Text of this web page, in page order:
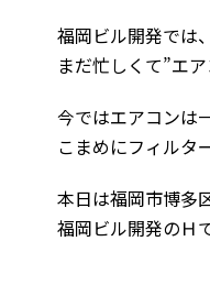
福岡ビル開発では
まだ忙しくて”エ
今ではエアコンは
こまめにフィルタ
本日は福岡市博多
福岡ビル開発のＨ